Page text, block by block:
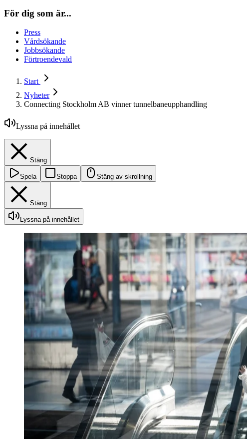
För dig som är...
Press
Vårdsökande
Jobbsökande
Förtroendevald
Start
Nyheter
Connecting Stockholm AB vinner tunnelbaneupphandling
Lyssna på innehållet
Stäng
Spela Stoppa Stäng av skrollning
Stäng
Lyssna på innehållet